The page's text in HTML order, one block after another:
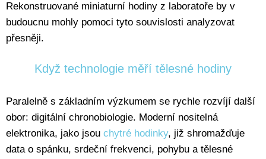
Rekonstruované miniaturní hodiny z laboratoře by v
budoucnu mohly pomoci tyto souvislosti analyzovat
přesněji.
Když technologie měří tělesné hodiny
Paralelně s základním výzkumem se rychle rozvíjí další
obor: digitální chronobiologie. Moderní nositelná
elektronika, jako jsou chytré hodinky, již shromažďuje
data o spánku, srdeční frekvenci, pohybu a tělesné